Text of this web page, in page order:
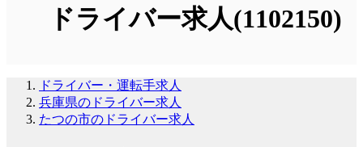
ドライバー求人(1102150)
ドライバー・運転手求人
兵庫県のドライバー求人
たつの市のドライバー求人